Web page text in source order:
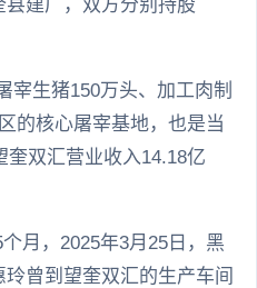
建厂，双方分别持股
宰生猪150万头、加工肉制
的核心屠宰基地，也是当
奎双汇营业收入14.18亿
月，2025年3月25日，黑
曾到望奎双汇的生产车间